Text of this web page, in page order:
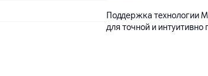
Поддержка технологии
для точной и